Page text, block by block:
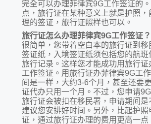
完全可以办理菲律宾9G工作签证的
点，旅行证在某种意义上就是护照
理的签证，旅行证照样也可以。
旅行证怎么办理菲律宾9G工作签证？
很简单，您带着空白本的旅行证到移
签证纸，入境签证纸须包括您的航班
旅行记录。这样您才能成功用旅行证
工作签证。用旅行证办菲律宾9G工
间是一样，大约3-6个月，甚至还要
证代办只用一个月。不过，您申请
旅行证会被扣在移民署，申请期间是
建议您安排好时间。另外，比起护照
证，通过旅行证办理的费用更高一点